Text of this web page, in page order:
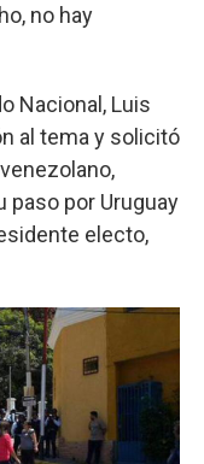
no hay
Nacional, Luis
al tema y solicitó
paso por Uruguay
electo,